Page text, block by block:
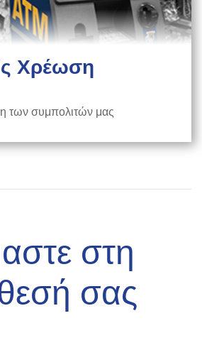
Χρέωση
των συμπολιτών μας
στη
σας